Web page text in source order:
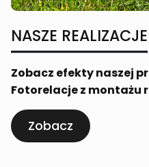
NASZE REALIZACJE
Zobacz efekty naszej
Fotorelacje z montażu
Zobacz